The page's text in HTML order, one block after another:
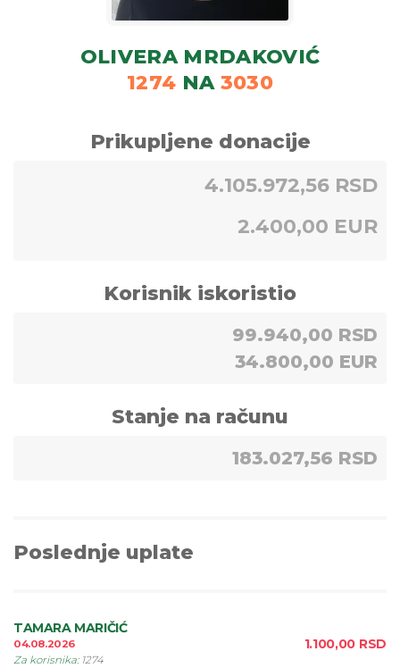
OLIVERA MRDAKOVIĆ
1274 NA 3030
Prikupljene donacije
4.105.972,56 RSD
2.400,00 EUR
Korisnik iskoristio
99.940,00 RSD
34.800,00 EUR
Stanje na računu
183.027,56 RSD
Poslednje uplate
TAMARA MARIČIĆ
04.08.2026
Za korisnika: 1274
1.100,00 RSD